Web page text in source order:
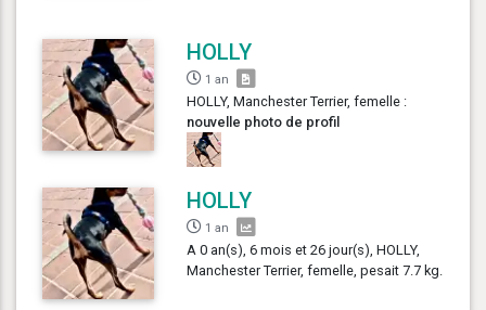
HOLLY
1 an
HOLLY, Manchester Terrier, femelle :
nouvelle photo de profil
HOLLY
1 an
A 0 an(s), 6 mois et 26 jour(s), HOLLY,
Manchester Terrier, femelle, pesait 7.7 kg.